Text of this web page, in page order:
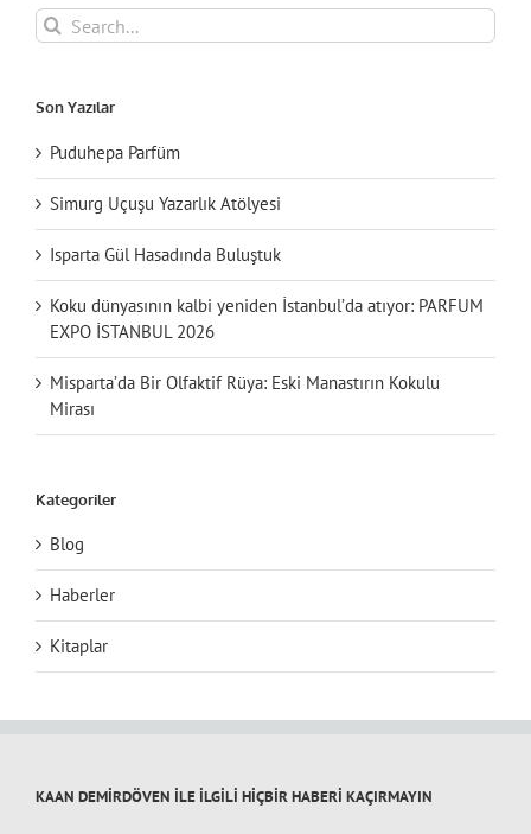
Search
for:
Son Yazılar
Puduhepa Parfüm
Simurg Uçuşu Yazarlık Atölyesi
Isparta Gül Hasadında Buluştuk
Koku dünyasının kalbi yeniden İstanbul’da atıyor: PARFUM
EXPO İSTANBUL 2026
Misparta’da Bir Olfaktif Rüya: Eski Manastırın Kokulu
Mirası
Kategoriler
Blog
Haberler
Kitaplar
KAAN DEMİRDÖVEN İLE İLGİLİ HİÇBİR HABERİ KAÇIRMAYIN